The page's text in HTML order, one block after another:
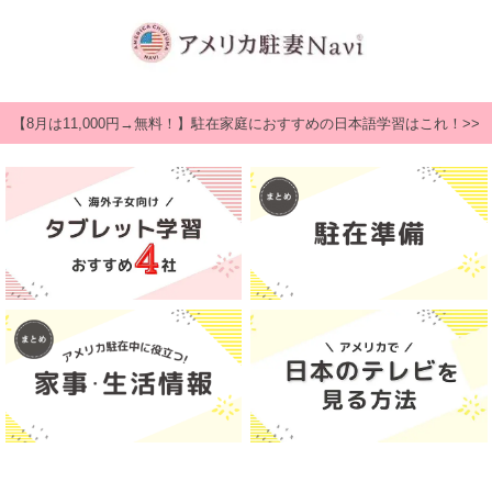
【8月は11,000円→無料！】駐在家庭におすすめの日本語学習はこれ！>>